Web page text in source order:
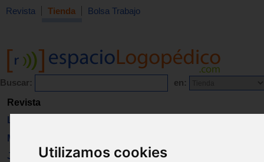
Utilizamos cookies
Revista Tienda Bolsa Trabajo
Buscar: en:
Revista
Libros
Material
Juguetes